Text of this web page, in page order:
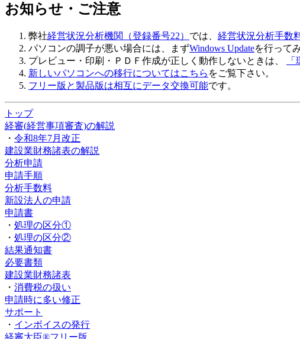
お知らせ・ご注意
弊社経営状況分析機関（登録番号22） では、 経営状況分析手数
パソコンの調子が悪い場合には、まずWindows Updateを行って
プレビュー・印刷・ＰＤＦ作成が正しく動作しないときは、
新しいパソコンへの移行についてはこちら をご覧下さい。
フリー版と製品版は相互にデータ交換可能です。
トップ
経審(経営事項審査)の解説
・ 令和8年7月改正
建設業財務諸表の解説
分析申請
申請手順
分析手数料
新設法人の申請
申請書
・ 処理の区分①
・ 処理の区分②
結果通知書
必要書類
建設業財務諸表
・ 消費税の扱い
申請時に多い修正
サポート
・ インボイスの発行
経審大臣®フリー版